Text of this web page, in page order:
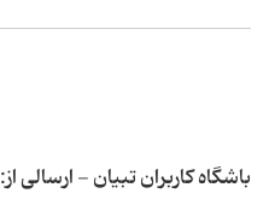
باشگاه کاربران تبیان - ارسالی از: